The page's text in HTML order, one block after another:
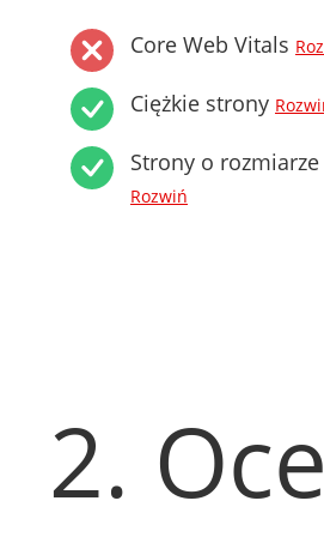
Core Web Vitals
Ciężkie strony
Strony o
Rozwiń
2.